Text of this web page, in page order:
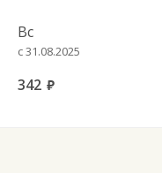
Вс
с 31.08.2025
342 руб.